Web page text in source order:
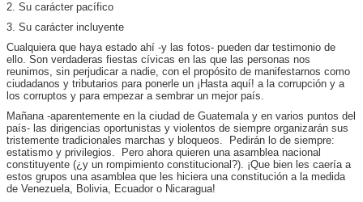
2. Su carácter pacífico
3. Su carácter incluyente
Cualquiera que haya estado ahí -y las fotos- pueden dar testimonio de
ello. Son verdaderas fiestas cívicas en las que las personas nos
reunimos, sin perjudicar a nadie, con el propósito de manifestarnos como
ciudadanos y tributarios para ponerle un ¡Hasta aquí! a la corrupción y a
los corruptos y para empezar a sembrar un mejor país.
Mañana -aparentemente en la ciudad de Guatemala y en varios puntos del
país- las dirigencias oportunistas y violentos de siempre organizarán sus
tristemente tradicionales marchas y bloqueos. Pedirán lo de siempre:
estatismo y privilegios. Pero ahora quieren una asamblea nacional
constituyente (¿y un rompimiento constitucional?). ¡Que bien les caería a
estos grupos una asamblea que les hiciera una constitución a la medida
de Venezuela, Bolivia, Ecuador o Nicaragua!